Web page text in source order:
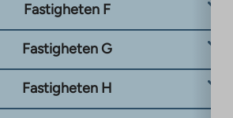
Fastigheten F
Fastigheten G
Fastigheten H